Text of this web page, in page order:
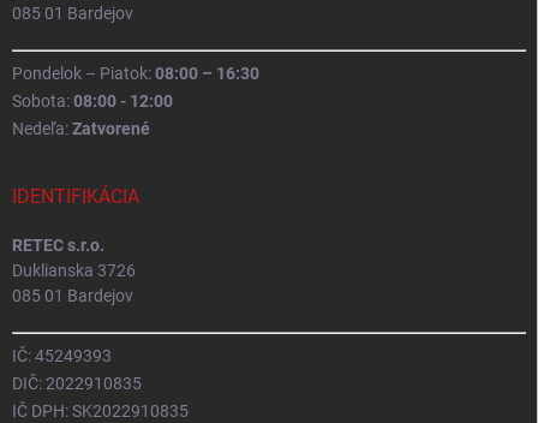
085 01 Bardejov
Pondelok – Piatok:08:00 – 16:30
Sobota:08:00 - 12:00
Nedeľa:Zatvorené
IDENTIFIKÁCIA
RETEC s.r.o.
Duklianska 3726
085 01 Bardejov
IČ: 45249393
DIČ: 2022910835
IČ DPH: SK2022910835